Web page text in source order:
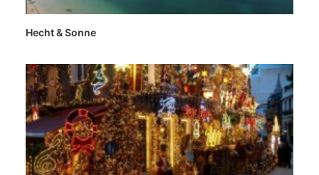
Hecht & Sonne